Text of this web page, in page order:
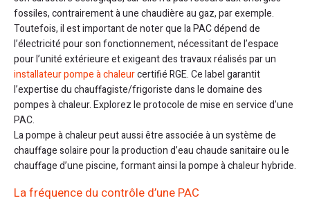
fossiles, contrairement à une chaudière au gaz, par exemple.
Toutefois, il est important de noter que la PAC dépend de
l’électricité pour son fonctionnement, nécessitant de l’espace
pour l’unité extérieure et exigeant des travaux réalisés par un
installateur pompe à chaleurcertifié RGE. Ce label garantit
l’expertise du chauffagiste/frigoriste dans le domaine des
pompes à chaleur. Explorez le protocole de mise en service d’une
PAC.
La pompe à chaleur peut aussi être associée à un système de
chauffage solaire pour la production d’eau chaude sanitaire ou le
chauffage d’une piscine, formant ainsi la pompe à chaleur hybride.
La fréquence du contrôle d’une PAC